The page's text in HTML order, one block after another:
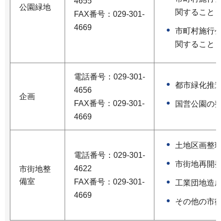
公園緑地
FAX番号：029-301-
4669
関すること
市町村施行
関すること
企画
電話番号：029-301-
4656
FAX番号：029-301-
4669
都市緑化推
国営公園の
市街地整
備室
電話番号：029-301-
4622
FAX番号：029-301-
4669
土地区画整
市街地再開
工業団地造
その他の市